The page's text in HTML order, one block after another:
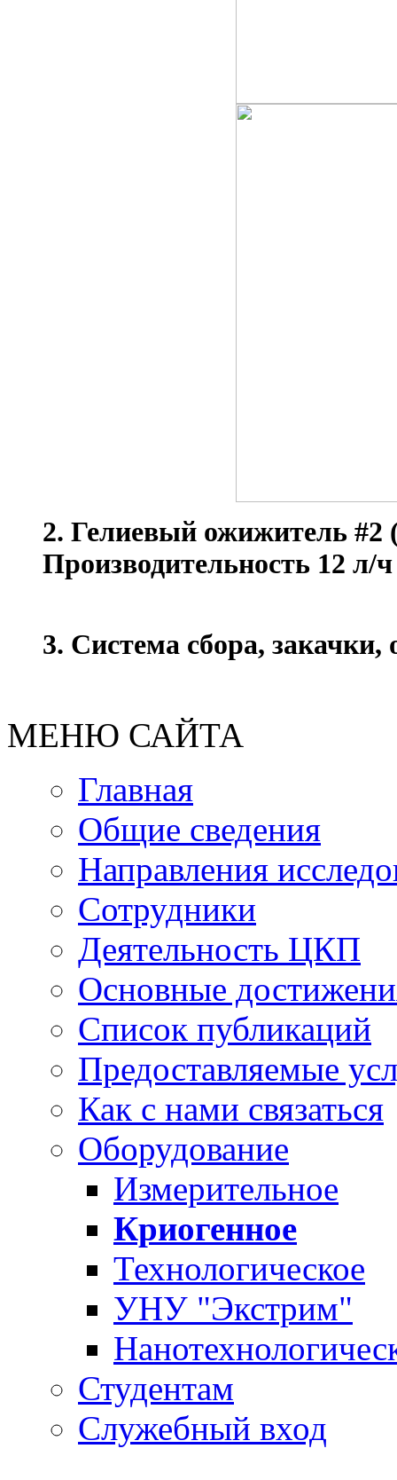
2. Гелиевый ожижитель #2
Производительность 12 л/ч
3. Система сбора,
МЕНЮ САЙТА
Главная
Общие сведения
Направления
Сотрудники
Деятельность ЦКП
Основные
Список публикаций
Предоставляемые
Как с нами связаться
Оборудование
Измерительное
Криогенное
Технологическое
УНУ "Экстрим"
Студентам
Служебный вход